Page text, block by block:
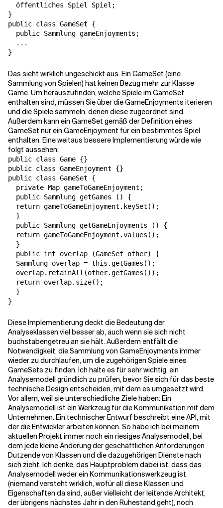
  öffentliches Spiel Spiel;
}
public class GameSet {
  public Sammlung gameEnjoyments;
  ...
Das sieht wirklich ungeschickt aus. Ein GameSet (eine
Sammlung von Spielen) hat keinen Bezug mehr zur Klasse
Game. Um herauszufinden, welche Spiele im GameSet
enthalten sind, müssen Sie über die GameEnjoyments iterieren
und die Spiele sammeln, denen diese zugeordnet sind.
Außerdem kann ein GameSet gemäß der Definition eines
GameSet nur ein GameEnjoyment für ein bestimmtes Spiel
enthalten. Eine weitaus bessere Implementierung würde wie
folgt aussehen:
public class Game {}
public class GameEnjoyment {}
public class GameSet {
  private Map gameToGameEnjoyment;
  public Sammlung getGames () {
  return gameToGameEnjoyment.keySet();
  }
  public Sammlung getGameEnjoyments () {
  return gameToGameEnjoyment.values();
  }
  public int overlap (GameSet other) {
  Sammlung overlap = this.getGames();
  overlap.retainAll(other.getGames());
  return overlap.size();
  }
Diese Implementierung deckt die Bedeutung der
Analyseklassen viel besser ab, auch wenn sie sich nicht
buchstabengetreu an sie hält. Außerdem entfällt die
Notwendigkeit, die Sammlung von GameEnjoyments immer
wieder zu durchlaufen, um die zugehörigen Spiele eines
GameSets zu finden. Ich halte es für sehr wichtig, ein
Analysemodell gründlich zu prüfen, bevor Sie sich für das beste
technische Design entscheiden, mit dem es umgesetzt wird.
Vor allem, weil sie unterschiedliche Ziele haben: Ein
Analysemodell ist ein Werkzeug für die Kommunikation mit dem
Unternehmen. Ein technischer Entwurf beschreibt eine API, mit
der die Entwickler arbeiten können. So habe ich bei meinem
aktuellen Projekt immer noch ein riesiges Analysemodell, bei
dem jede kleine Änderung der geschäftlichen Anforderungen
Dutzende von Klassen und die dazugehörigen Dienste nach
sich zieht. Ich denke, das Hauptproblem dabei ist, dass das
Analysemodell weder ein Kommunikationswerkzeug ist
(niemand versteht wirklich, wofür all diese Klassen und
Eigenschaften da sind, außer vielleicht der leitende Architekt,
der übrigens nächstes Jahr in den Ruhestand geht), noch